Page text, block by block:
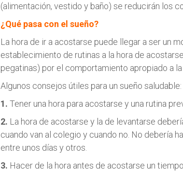
(alimentación, vestido y baño) se reducirán los
¿Qué pasa con el sueño?
La hora de ir a acostarse puede llegar a ser un
establecimiento de rutinas a la hora de
pegatinas) por el comportamiento apropiado a
Algunos consejos útiles para un sueño saludable:
1. Tener una hora para acostarse y una rutina
2. La hora de acostarse y la de levantarse
cuando van al colegio y cuando no. No debería
entre unos días y otros.
3. Hacer de la hora antes de acostarse un